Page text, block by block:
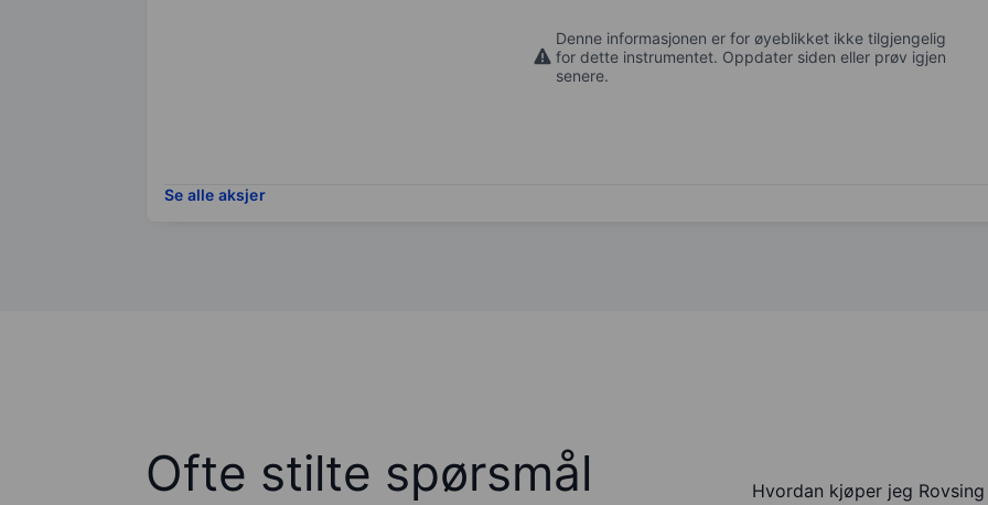
Denne informasjonen er for øyeblikket ikke tilgjengelig
for dette instrumentet. Oppdater siden eller prøv igjen
senere.
Se alle aksjer
Ofte stilte spørsmål Hvordan kjøper jeg